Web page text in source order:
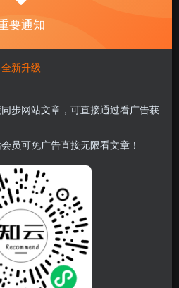
you postpone for the future; it
design for the present.
包以方便分享，涉及较多
资源需要解压密码，请点
组构建roguelike游戏。上天无
妖怪的对决中收集不同的招式卡
/丹术/蛊术，找到自己的道路，试
一丝希望。
要通知
新升级
步网站文章，可直接通过看广告获
员可免广告直接无限看文章！